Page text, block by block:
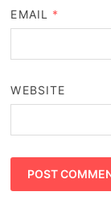
EMAIL *
WEBSITE